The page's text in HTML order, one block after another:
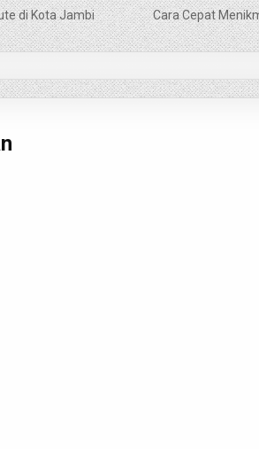
di Kota Jambi Cara Cepat